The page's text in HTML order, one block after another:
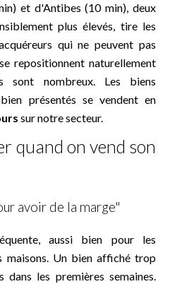
et d'Antibes (10 min), deux
plus élevés, tire les
qui ne peuvent pas
repositionnent naturellement
nombreux. Les biens
présentés se vendent en
sur notre secteur.
quand on vend son
avoir de la marge"
aussi bien pour les
maisons. Un bien affiché trop
les premières semaines.